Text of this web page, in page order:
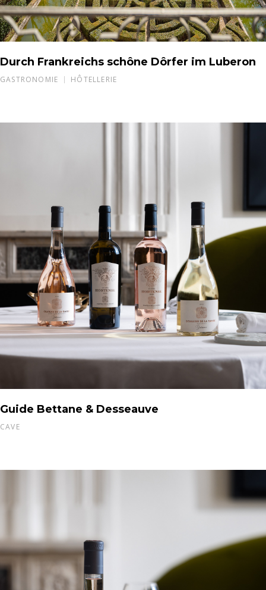
Durch Frankreichs schône Dôrfer im Luberon
GASTRONOMIE HÔTELLERIE
Guide Bettane & Desseauve
CAVE